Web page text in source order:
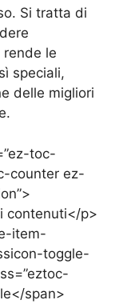
Si tratta di
le
speciali,
delle migliori
toc-
counter ez-
contenuti</p>
item-
toggle-
span>